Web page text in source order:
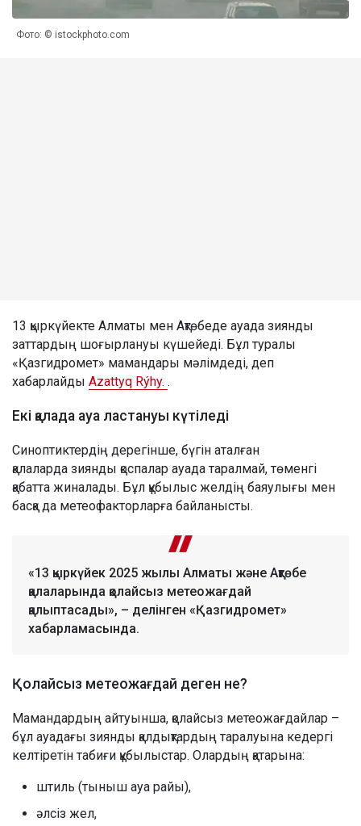
Фото: © istockphoto.com
13 қыркүйекте Алматы мен Ақтөбеде ауада зиянды
заттардың шоғырлануы күшейеді. Бұл туралы
«Қазгидромет» мамандары мәлімдеді, деп
хабарлайды Azattyq Rýhy. .
Екі қалада ауа ластануы күтіледі
Синоптиктердің дерегінше, бүгін аталған
қалаларда зиянды қоспалар ауада таралмай, төменгі
қабатта жиналады. Бұл құбылыс желдің баяулығы мен
басқа да метеофакторларға байланысты.
«13 қыркүйек 2025 жылы Алматы және Ақтөбе
қалаларында қолайсыз метеожағдай
қалыптасады», – делінген «Қазгидромет»
хабарламасында.
Қолайсыз метеожағдай деген не?
Мамандардың айтуынша, қолайсыз метеожағдайлар –
бұл ауадағы зиянды қалдықтардың таралуына кедергі
келтіретін табиғи құбылыстар. Олардың қатарына:
штиль (тыныш ауа райы),
әлсіз жел,